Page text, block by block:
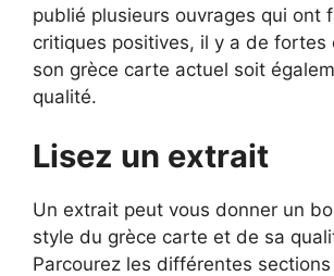
publié plusieurs ouvrages qui ont
critiques positives, il y a de fortes
son grèce carte actuel soit
qualité.
Lisez un extrait
Un extrait peut vous donner un
style du grèce carte et de sa
Parcourez les différentes